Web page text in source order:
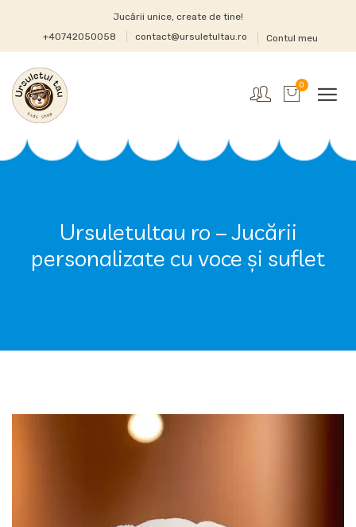
Jucării unice, create de tine!
+40742050058
contact@ursuletultau.ro Contul meu
0
Ursuletultau ro – Jucării
personalizate cu voce și suflet